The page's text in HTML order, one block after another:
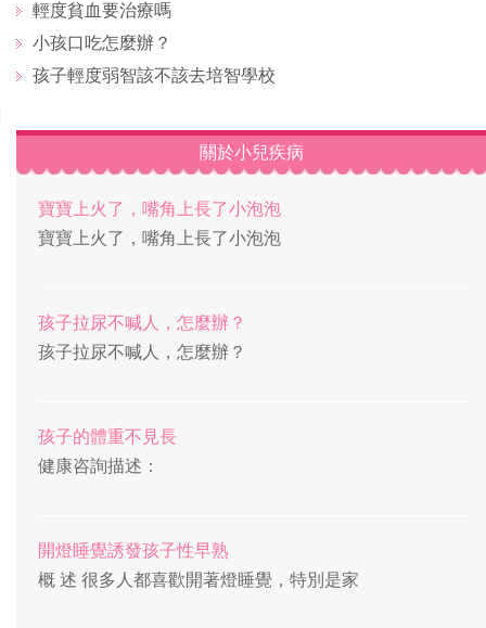
輕度貧血要治療嗎
小孩口吃怎麼辦？
孩子輕度弱智該不該去培智學校
關於小兒疾病
寶寶上火了，嘴角上長了小泡泡
寶寶上火了，嘴角上長了小泡泡
孩子拉尿不喊人，怎麼辦？
孩子拉尿不喊人，怎麼辦？
孩子的體重不見長
健康咨詢描述：
開燈睡覺誘發孩子性早熟
概 述 很多人都喜歡開著燈睡覺，特別是家